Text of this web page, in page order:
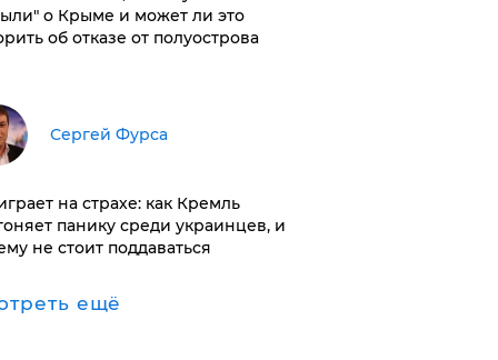
о Крыме и может ли это
об отказе от полуострова
Сергей Фурса
на страхе: как Кремль
панику среди украинцев, и
не стоит поддаваться
ещё